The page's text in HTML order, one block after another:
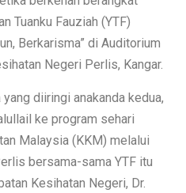
Tuanku Fauziah (YTF)
Berkarisma” di Auditorium
Negeri Perlis, Kangar.
diiringi anakanda kedua,
ke program sehari
Malaysia (KKM) melalui
bersama-sama YTF itu
Kesihatan Negeri, Dr.